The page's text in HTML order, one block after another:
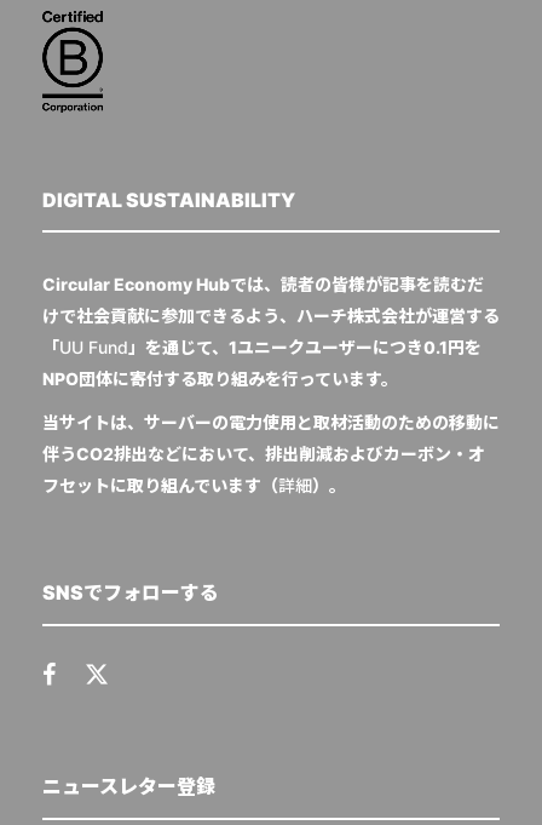
DIGITAL SUSTAINABILITY
Circular Economy Hubでは、読者の皆様が記事を読むだ
けで社会貢献に参加できるよう、ハーチ株式会社が運営する
「UU Fund 」を通じて、1ユニークユーザーにつき0.1円を
NPO団体に寄付する取り組みを行っています。
当サイトは、サーバーの電力使用と取材活動のための移動に
伴うCO2排出などにおいて、排出削減およびカーボン・オ
フセットに取り組んでいます（詳細）。
SNSでフォローする
ニュースレター登録